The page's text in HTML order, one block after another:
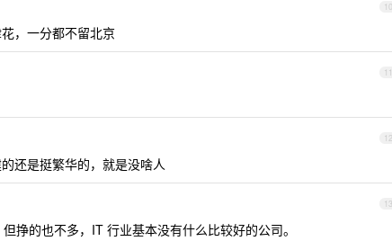
10
，一分都不留北京
11
12
还是挺繁华的，就是没啥人
13
挣的也不多，IT 行业基本没有什么比较好的公司。